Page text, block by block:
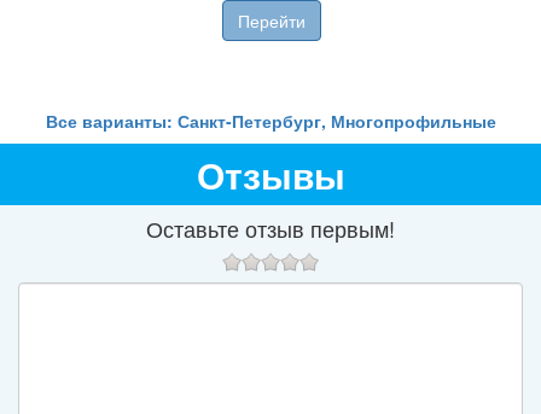
Перейти
Все варианты: Санкт-Петербург, Многопрофильные
Отзывы
Оставьте отзыв первым!